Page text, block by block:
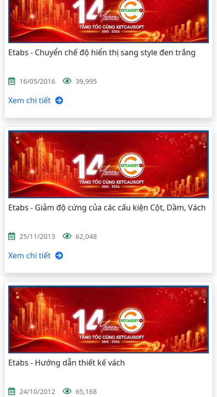
Etabs - Chuyển chế độ hiển thị sang style đen trắng
16/05/2016 39,995
Xem chi tiết
Etabs - Giảm độ cứng của các cấu kiện Cột, Dầm, Vách
25/11/2013 62,048
Xem chi tiết
Etabs - Hướng dẫn thiết kế vách
24/10/2012 65,168